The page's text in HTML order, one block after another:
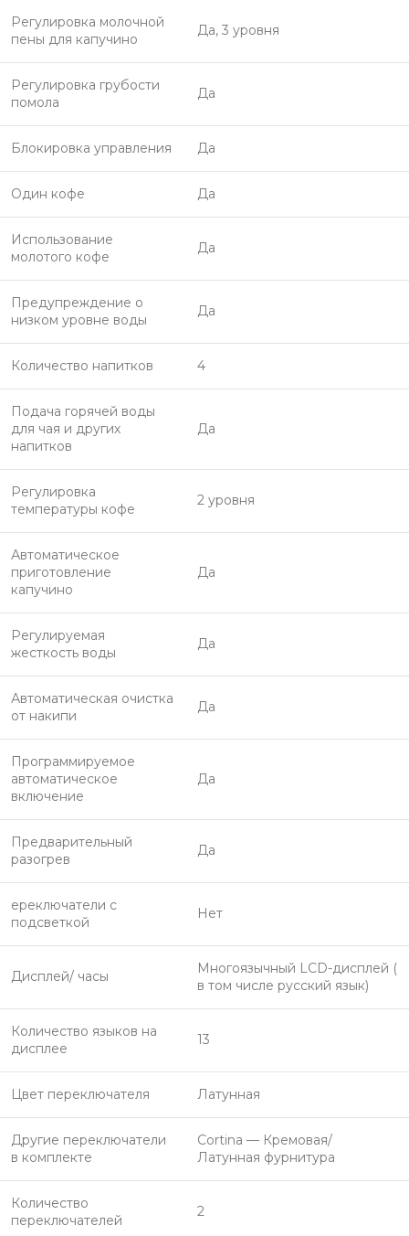
Регулировка молочной
пены для капучино
Да, 3 уровня
Регулировка грубости
помола
Да
Блокировка управления Да
Один кофе Да
Использование
молотого кофе
Да
Предупреждение о
низком уровне воды
Да
Количество напитков 4
Подача горячей воды
для чая и других
напитков
Да
Регулировка
температуры кофе
2 уровня
Автоматическое
приготовление
капучино
Да
Регулируемая
жесткость воды
Да
Автоматическая очистка
от накипи
Да
Программируемое
автоматическое
включение
Да
Предварительный
разогрев
Да
ереключатели с
подсветкой
Нет
Дисплей/ часы
Многоязычный LCD-дисплей (
в том числе русский язык)
Количество языков на
дисплее
13
Цвет переключателя Латунная
Другие переключатели
в комплекте
Cortina — Кремовая/
Латунная фурнитура
Количество
переключателей
2